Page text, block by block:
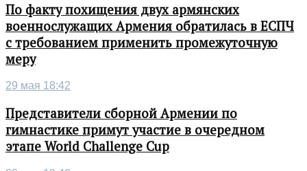
По факту похищения двух армянских
военнослужащих Армения обратилась в ЕСПЧ
с требованием применить промежуточную
меру
29 мая 18:42
Представители сборной Армении по
гимнастике примут участие в очередном
этапе World Challenge Cup